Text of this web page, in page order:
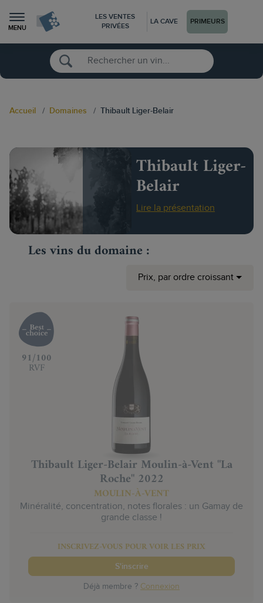
MENU
LES VENTES
PRIVÉES
LA CAVE PRIMEURS
Accueil Domaines Thibault Liger-Belair
Thibault Liger-
Belair
Lire la présentation
Les vins du domaine :
Prix, par ordre croissant
‍91/100
RVF
Thibault Liger-Belair Moulin-à-Vent "La
Roche" 2022
MOULIN-À-VENT
Minéralité, concentration, notes florales : un Gamay de
grande classe !
INSCRIVEZ-VOUS POUR VOIR LES PRIX
S'inscrire
Déjà membre ? Connexion